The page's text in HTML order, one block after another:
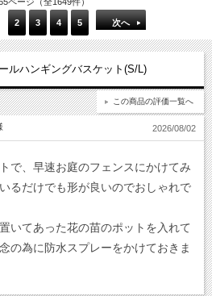
2 3 4 5 次へ
ルハンギングバスケット(S/L)
この商品の評価一覧へ
2026/08/02
で、早速お庭のフェンスにかけてみ
るだけでも形が良いのでおしゃれで
いてあった花の苗のポットを入れて
の為に防水スプレーをかけておきま